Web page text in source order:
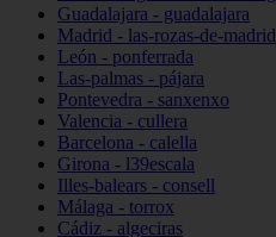
Guadalajara - guadalajara
Madrid - las-rozas-de-madrid
León - ponferrada
Las-palmas - pájara
Pontevedra - sanxenxo
Valencia - cullera
Barcelona - calella
Girona - l39escala
Illes-balears - consell
Málaga - torrox
Cádiz - algeciras